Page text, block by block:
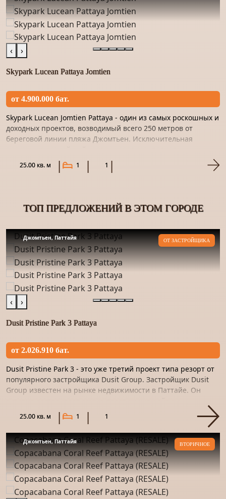
‹ ›
Skypark Lucean Pattaya Jomtien
от 4.900.000 бат.
Skypark Lucean Jomtien Pattaya - один из самых роскошных и
доходных проектов, возводимый всего 250 метров от
береговой линии пляжа Джомтьен. Исключительная
конфиденциальность...
25.00 кв. м 1 1
ТОП ПРЕДЛОЖЕНИЙ В ЭТОМ ГОРОДЕ
Джомтьен, Паттайя ОТ ЗАСТРОЙЩИКА
‹ ›
Dusit Pristine Park 3 Pattaya
от 2.026.910 бат.
Dusit Pristine Park 3 - это уже третий проект типа резорт от
популярного застройщика Dusit Group. Застройщик Dusit
Group известен на рынке недвижимости в Паттайе. Он
25.00 кв. м 1 1
Джомтьен, Паттайя ВТОРИЧНОЕ